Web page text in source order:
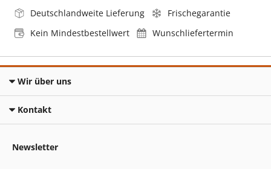
Deutschlandweite Lieferung
Frischegarantie
Kein Mindestbestellwert
Wunschliefertermin
Wir über uns
Kontakt
Newsletter